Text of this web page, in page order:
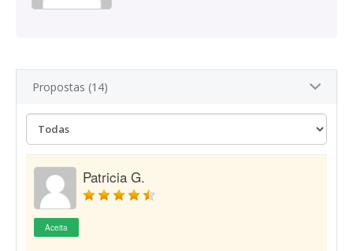
Propostas (14)
Patricia G.
Aceita